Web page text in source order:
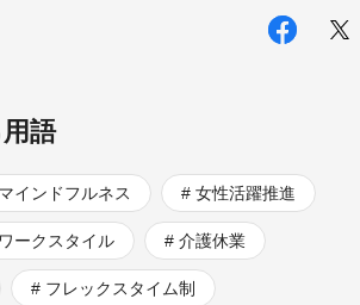
語
マインドフルネス 女性活躍推進
ワークスタイル 介護休業
フレックスタイム制